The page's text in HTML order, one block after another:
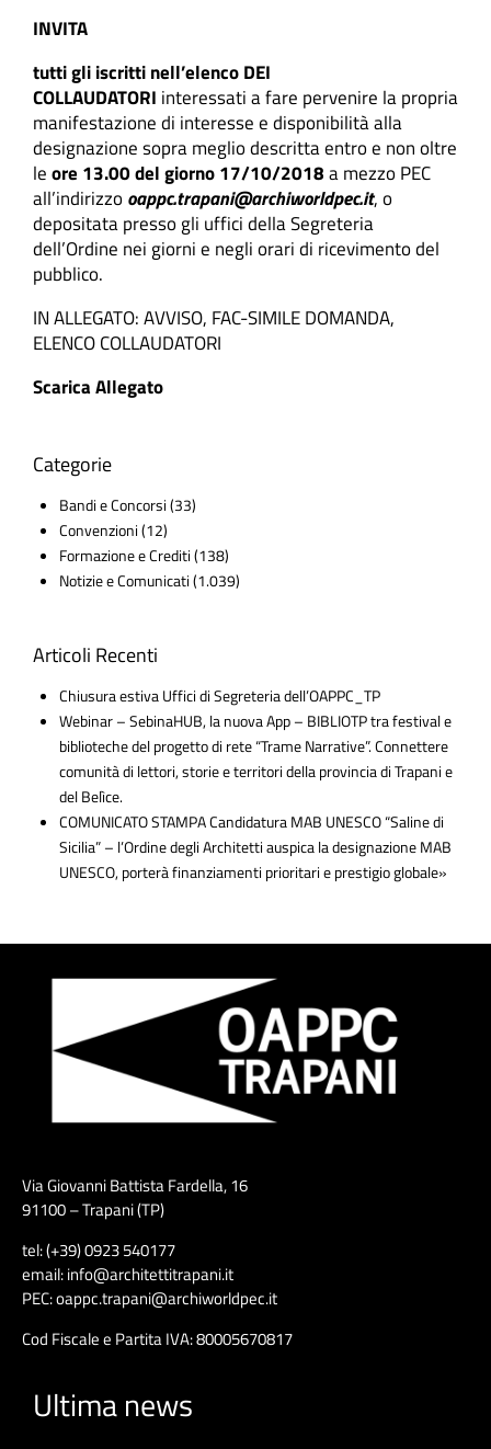
INVITA
tutti gli iscritti nell’elenco DEI
COLLAUDATORI interessati a fare pervenire la propria
manifestazione di interesse e disponibilità alla
designazione sopra meglio descritta entro e non oltre
leore 13.00 del giorno 17/10/2018a mezzo PEC
all’indirizzooappc.trapani@archiworldpec.it, o
depositata presso gli uffici della Segreteria
dell’Ordine nei giorni e negli orari di ricevimento del
pubblico.
IN ALLEGATO: AVVISO, FAC-SIMILE DOMANDA,
ELENCO COLLAUDATORI
Scarica Allegato
Categorie
Bandi e Concorsi(33)
Convenzioni(12)
Formazione e Crediti(138)
Notizie e Comunicati(1.039)
Articoli Recenti
Chiusura estiva Uffici di Segreteria dell’OAPPC_TP
Webinar – SebinaHUB, la nuova App – BIBLIOTP tra festival e
biblioteche del progetto di rete “Trame Narrative”. Connettere
comunità di lettori, storie e territori della provincia di Trapani e
del Belìce.
COMUNICATO STAMPA Candidatura MAB UNESCO “Saline di
Sicilia” – l’Ordine degli Architetti auspica la designazione MAB
UNESCO, porterà finanziamenti prioritari e prestigio globale»
Via Giovanni Battista Fardella, 16
91100 – Trapani (TP)
tel: (+39) 0923 540177
email: info@architettitrapani.it
PEC: oappc.trapani@archiworldpec.it
Cod Fiscale e Partita IVA: 80005670817
Ultima news